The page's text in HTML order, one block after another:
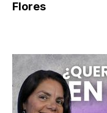
Flores